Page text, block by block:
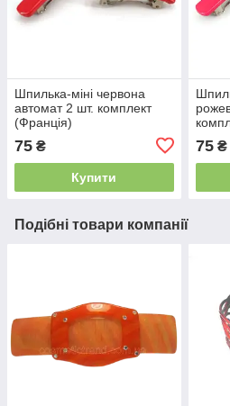
Шпилька-міні червона
автомат 2 шт. комплект
(Франція)
75 ₴
Купити
75₴
Подібні товари компанії